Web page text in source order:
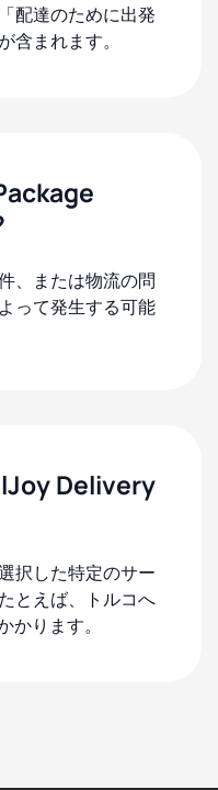
配達のために出発
含まれます。
、または物流の問
って発生する可能
Delivery
択した特定のサー
とえば、トルコへ
かります。